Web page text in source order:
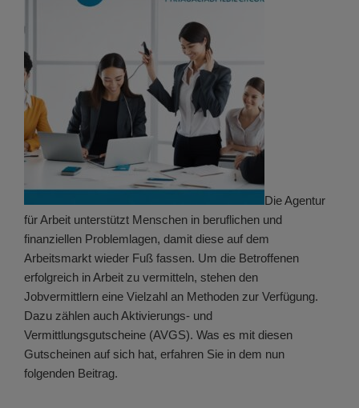
Die Agentur
für Arbeit unterstützt Menschen in beruflichen und
finanziellen Problemlagen, damit diese auf dem
Arbeitsmarkt wieder Fuß fassen. Um die Betroffenen
erfolgreich in Arbeit zu vermitteln, stehen den
Jobvermittlern eine Vielzahl an Methoden zur Verfügung.
Dazu zählen auch Aktivierungs- und
Vermittlungsgutscheine (AVGS). Was es mit diesen
Gutscheinen auf sich hat, erfahren Sie in dem nun
folgenden Beitrag.